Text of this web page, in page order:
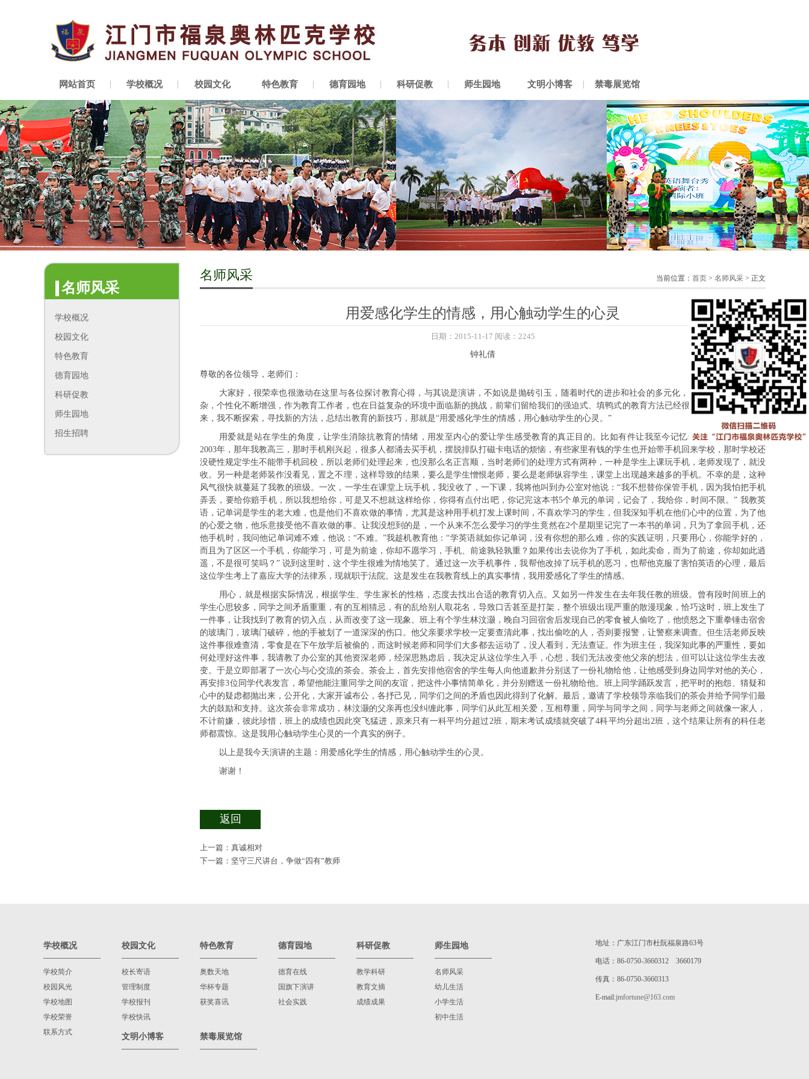
网站首页 学校概况 校园文化 特色教育 德育园地 科研促教 师生园地 文明小博客 禁毒展览馆
名师风采
学校概况
校园文化
特色教育
德育园地
科研促教
师生园地
招生招聘
名师风采 当前位置： 首页 > 名师风采 > 正文
用爱感化学生的情感，用心触动学生的心灵
日期：2015-11-17 阅读：2245
钟礼倩
尊敬的各位领导，老师们：
大家好，很荣幸也很激动在这里与各位探讨教育心得，与其说是演讲，不如说是抛砖引玉，随着时代的进步和社会的多元化，学生的思想越来越复
杂，个性化不断增强，作为教育工作者，也在日益复杂的环境中面临新的挑战，前辈们留给我们的强迫式、填鸭式的教育方法已经很难适应时代，十几年
来，我不断探索，寻找新的方法，总结出教育的新技巧，那就是“用爱感化学生的情感，用心触动学生的心灵。”
用爱就是站在学生的角度，让学生消除抗教育的情绪，用发至内心的爱让学生感受教育的真正目的。比如有件让我至今记忆犹新的事，是发生在
2003年，那年我教高三，那时手机刚兴起，很多人都涌去买手机，摆脱排队打磁卡电话的烦恼，有些家里有钱的学生也开始带手机回来学校，那时学校还
没硬性规定学生不能带手机回校，所以老师们处理起来，也没那么名正言顺，当时老师们的处理方式有两种，一种是学生上课玩手机，老师发现了，就没
收。另一种是老师装作没看见，置之不理，这样导致的结果，要么是学生憎恨老师，要么是老师纵容学生，课堂上出现越来越多的手机。不幸的是，这种
风气很快就蔓延了我教的班级。一次，一学生在课堂上玩手机，我没收了，一下课，我将他叫到办公室对他说：“我不想替你保管手机，因为我怕把手机
弄丢，要给你赔手机，所以我想给你，可是又不想就这样给你，你得有点付出吧，你记完这本书5个单元的单词，记会了，我给你，时间不限。” 我教英
语，记单词是学生的老大难，也是他们不喜欢做的事情，尤其是这种用手机打发上课时间，不喜欢学习的学生，但我深知手机在他们心中的位置，为了他
的心爱之物，他乐意接受他不喜欢做的事。让我没想到的是，一个从来不怎么爱学习的学生竟然在2个星期里记完了一本书的单词，只为了拿回手机，还
他手机时，我问他记单词难不难，他说：“不难。”我趁机教育他：“学英语就如你记单词，没有你想的那么难，你的实践证明，只要用心，你能学好的，
而且为了区区一个手机，你能学习，可是为前途，你却不愿学习，手机、前途孰轻孰重？如果传出去说你为了手机，如此卖命，而为了前途，你却如此逍
遥，不是很可笑吗？” 说到这里时，这个学生很难为情地笑了。通过这一次手机事件，我帮他改掉了玩手机的恶习，也帮他克服了害怕英语的心理，最后
这位学生考上了嘉应大学的法律系，现就职于法院。这是发生在我教育线上的真实事情，我用爱感化了学生的情感。
用心，就是根据实际情况，根据学生、学生家长的性格，态度去找出合适的教育切入点。又如另一件发生在去年我任教的班级。曾有段时间班上的
学生心思较多，同学之间矛盾重重，有的互相猜忌，有的乱给别人取花名，导致口舌甚至是打架，整个班级出现严重的散漫现象，恰巧这时，班上发生了
一件事，让我找到了教育的切入点，从而改变了这一现象。班上有个学生林汶灏，晚自习回宿舍后发现自己的零食被人偷吃了，他愤怒之下重拳锤击宿舍
的玻璃门，玻璃门破碎，他的手被划了一道深深的伤口。他父亲要求学校一定要查清此事，找出偷吃的人，否则要报警，让警察来调查。但生活老师反映
这件事很难查清，零食是在下午放学后被偷的，而这时候老师和同学们大多都去运动了，没人看到，无法查证。作为班主任，我深知此事的严重性，要如
何处理好这件事，我请教了办公室的其他资深老师，经深思熟虑后，我决定从这位学生入手，心想，我们无法改变他父亲的想法，但可以让这位学生去改
变。于是立即部署了一次心与心交流的茶会。茶会上，首先安排他宿舍的学生每人向他道歉并分别送了一份礼物给他，让他感受到身边同学对他的关心，
再安排3位同学代表发言，希望他能注重同学之间的友谊，把这件小事情简单化，并分别赠送一份礼物给他。班上同学踊跃发言，把平时的抱怨、猜疑和
心中的疑虑都抛出来，公开化，大家开诚布公，各抒己见，同学们之间的矛盾也因此得到了化解。最后，邀请了学校领导亲临我们的茶会并给予同学们最
大的鼓励和支持。这次茶会非常成功，林汶灏的父亲再也没纠缠此事，同学们从此互相关爱，互相尊重，同学与同学之间，同学与老师之间就像一家人，
不计前嫌，彼此珍惜，班上的成绩也因此突飞猛进，原来只有一科平均分超过2班，期末考试成绩就突破了4科平均分超出2班，这个结果让所有的科任老
师都震惊。这是我用心触动学生心灵的一个真实的例子。
以上是我今天演讲的主题：用爱感化学生的情感，用心触动学生的心灵。
谢谢！
返回
上一篇： 真诚相对
下一篇： 坚守三尺讲台，争做“四有”教师
地址：广东江门市杜阮福泉路63号
电话：86-0750-3660312 3660179
传真：86-0750-3660313
E-mail:jmfortune@163.com
学校概况
学校简介
校园风光
学校地图
学校荣誉
联系方式
校园文化
校长寄语
管理制度
学校报刊
学校快讯
特色教育
奥数天地
华杯专题
获奖喜讯
德育园地
德育在线
国旗下演讲
社会实践
科研促教
教学科研
教育文摘
成绩成果
师生园地
名师风采
幼儿生活
小学生活
初中生活
文明小博客 禁毒展览馆